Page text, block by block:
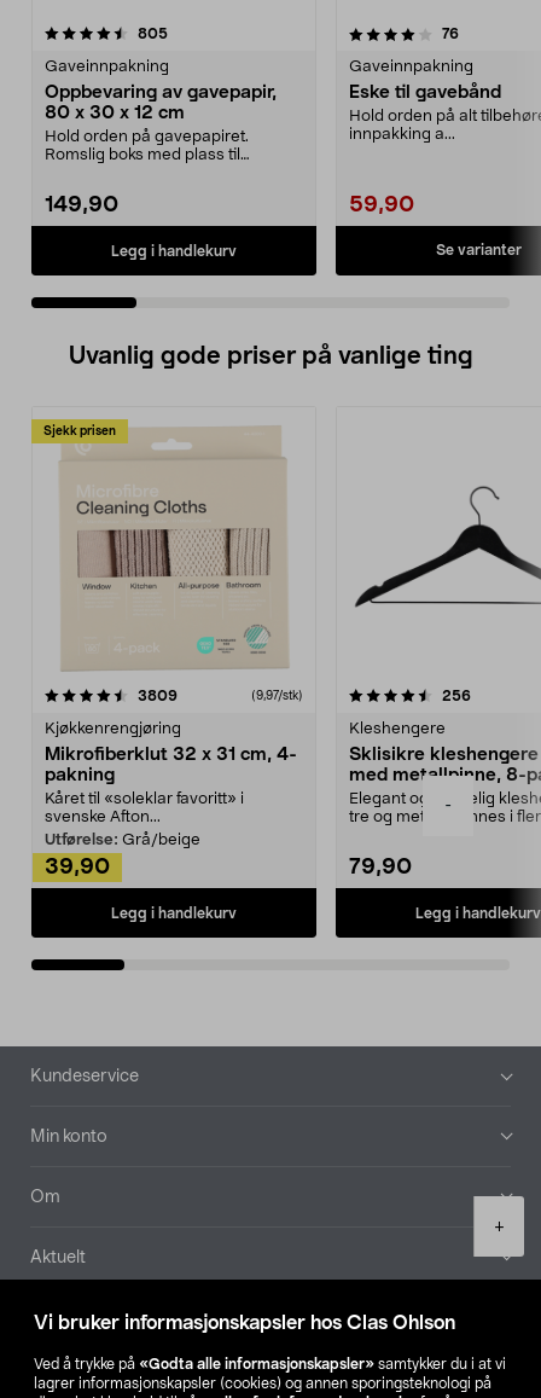
Vi bruker informasjonskapsler hos Clas Ohlson
Ved å trykke på «Godta alle informasjonskapsler» samtykker du i at vi
lagrer informasjonskapsler (cookies) og annen sporingsteknologi på
-
+
805anmeldelser
Gaveinnpakning
Oppbevaring av gavepapir,
80 x 30 x 12 cm
Hold orden på gavepapiret.
Romslig boks med plass til
149,90
Legg i handlekurv
4.0 av 5 stjerner 76
Gaveinnpakning
Eske til gavebånd
Hold orden på alt
innpakking a...
59,90
Se varianter
4.5 av 5 stjerner
Uvanlig gode priser på vanlige ting
Sjekk prisen
3809anmeldelser(9,97/stk)
Kjøkkenrengjøring
Mikrofiberklut 32 x 31 cm, 4-
pakning
Kåret til «soleklar favoritt» i
svenske Afton...
Utførelse: Grå/beige
39,90
Legg i handlekurv
4.5av 5 stjerner 256
Kleshengere
Sklisikre
med metallpinne, 8-
Elegant og skikkelig
tre og metall – finnes i
79,90
Legg i handlekurv
4.5av 5 stjerner
Bunntekst
Kundeservice
Min konto
Om
Aktuelt
Våre selskaper
Finn din butikk